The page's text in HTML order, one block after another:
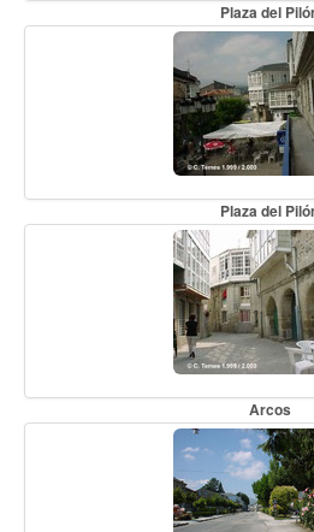
Plaza del
Plaza del
Arcos